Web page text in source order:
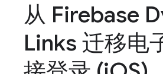
从 Firebase
Links 迁移电